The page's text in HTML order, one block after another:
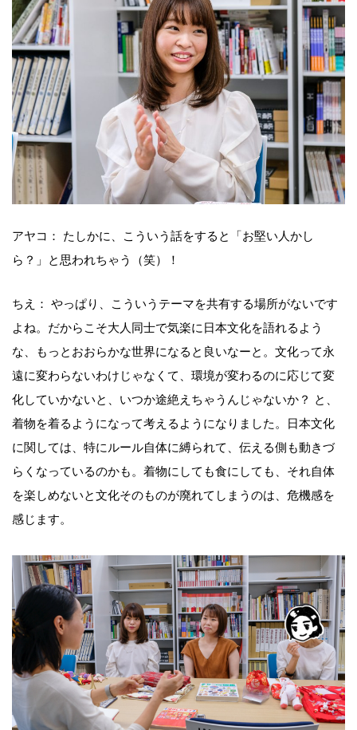
アヤコ： たしかに、こういう話をすると「お堅い人かし
ら？」と思われちゃう（笑）！
ちえ： やっぱり、こういうテーマを共有する場所がないです
よね。だからこそ大人同士で気楽に日本文化を語れるよう
な、もっとおおらかな世界になると良いなーと。文化って永
遠に変わらないわけじゃなくて、環境が変わるのに応じて変
化していかないと、いつか途絶えちゃうんじゃないか？ と、
着物を着るようになって考えるようになりました。日本文化
に関しては、特にルール自体に縛られて、伝える側も動きづ
らくなっているのかも。着物にしても食にしても、それ自体
を楽しめないと文化そのものが廃れてしまうのは、危機感を
感じます。